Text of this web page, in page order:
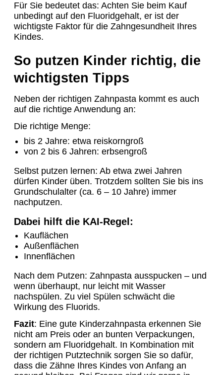
Für Sie bedeutet das: Achten Sie beim Kauf
unbedingt auf den Fluoridgehalt, er ist der
wichtigste Faktor für die Zahngesundheit Ihres
Kindes.
So putzen Kinder richtig, die
wichtigsten Tipps
Neben der richtigen Zahnpasta kommt es auch
auf die richtige Anwendung an:
Die richtige Menge:
bis 2 Jahre: etwa reiskorngroß
von 2 bis 6 Jahren: erbsengroß
Selbst putzen lernen: Ab etwa zwei Jahren
dürfen Kinder üben. Trotzdem sollten Sie bis ins
Grundschulalter (ca. 6 – 10 Jahre) immer
nachputzen.
Dabei hilft die KAI-Regel:
Kauflächen
Außenflächen
Innenflächen
Nach dem Putzen: Zahnpasta ausspucken – und
wenn überhaupt, nur leicht mit Wasser
nachspülen. Zu viel Spülen schwächt die
Wirkung des Fluorids.
Fazit: Eine gute Kinderzahnpasta erkennen Sie
nicht am Preis oder an bunten Verpackungen,
sondern am Fluoridgehalt. In Kombination mit
der richtigen Putztechnik sorgen Sie so dafür,
dass die Zähne Ihres Kindes von Anfang an